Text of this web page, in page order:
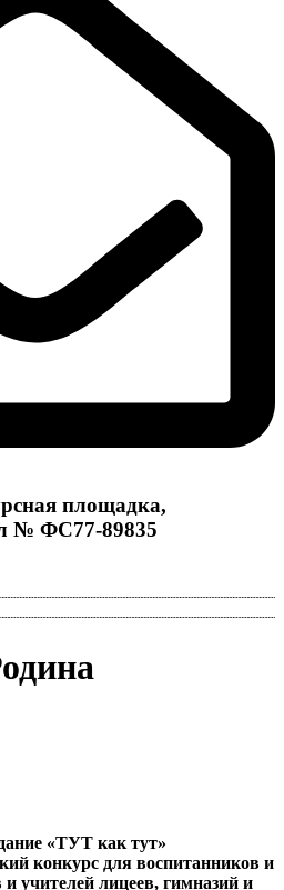
площадка,
№ ФС77-89835
«ТУТ как тут»
конкурс для воспитанников и
учителей лицеев, гимназий и